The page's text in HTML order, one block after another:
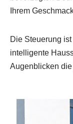
Ihrem
Die Steuerung
intelligente
Augenblicken die